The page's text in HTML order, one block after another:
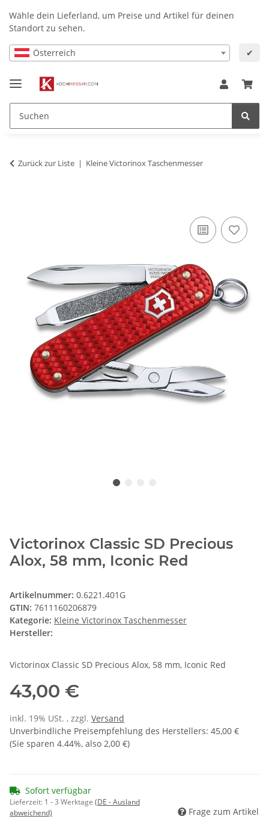
Wähle dein Lieferland, um Preise und Artikel für deinen
Standort zu sehen.
Österreich ✔
Zurück zur Liste Kleine Victorinox Taschenmesser
Victorinox Classic SD Precious
Alox, 58 mm, Iconic Red
Artikelnummer: 0.6221.401G
GTIN: 7611160206879
Kategorie: Kleine Victorinox Taschenmesser
Hersteller:
Victorinox Classic SD Precious Alox, 58 mm, Iconic Red
43,00 €
inkl. 19% USt. , zzgl. Versand
Unverbindliche Preisempfehlung des Herstellers: 45,00 €
(Sie sparen 4.44%, also 2,00 €)
Sofort verfügbar
Lieferzeit: 1 - 3 Werktage (DE - Ausland
abweichend)
Frage zum Artikel